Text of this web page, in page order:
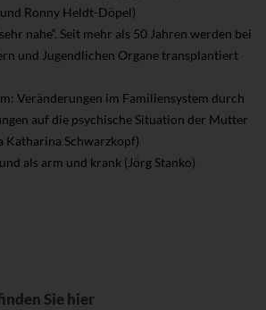
Ronny Heldt-Döpel)
nahe“. Seit mehr als 50 Jahren werden bei
und Jugendlichen Organe transplantiert
Veränderungen im Familiensystem durch
auf die psychische Situation der Mutter
Katharina Schwarzkopf)
als arm und krank (Jörg Stanko)
Sie hier